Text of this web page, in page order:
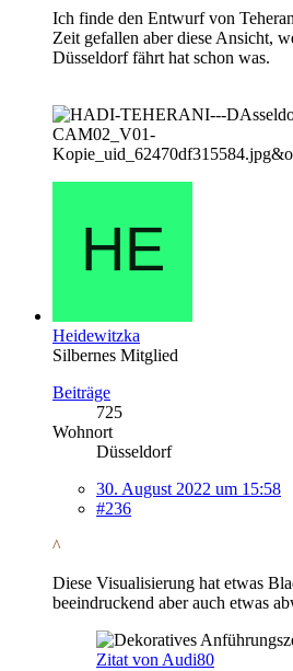
Ich finde den Entwurf von
Zeit gefallen aber diese Ansicht,
Düsseldorf fährt hat schon was.
Heidewitzka
Silbernes Mitglied
Beiträge
725
Wohnort
Düsseldorf
30. August 2022 um 15:58
#236
^
Diese Visualisierung hat etwas
beeindruckend aber auch etwas
Zitat von Audi80